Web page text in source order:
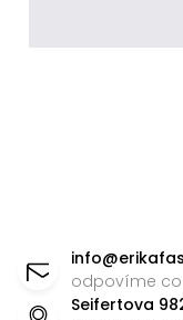
info@
odpovíme
Seifertova